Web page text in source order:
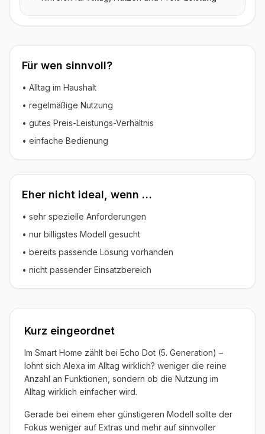
Für wen sinnvoll?
• Alltag im Haushalt
• regelmäßige Nutzung
• gutes Preis-Leistungs-Verhältnis
• einfache Bedienung
Eher nicht ideal, wenn …
• sehr spezielle Anforderungen
• nur billigstes Modell gesucht
• bereits passende Lösung vorhanden
• nicht passender Einsatzbereich
Kurz eingeordnet
Im Smart Home zählt bei Echo Dot (5. Generation) –
lohnt sich Alexa im Alltag wirklich? weniger die reine
Anzahl an Funktionen, sondern ob die Nutzung im
Alltag wirklich einfacher wird.
Gerade bei einem eher günstigeren Modell sollte der
Fokus weniger auf Extras und mehr auf sinnvoller